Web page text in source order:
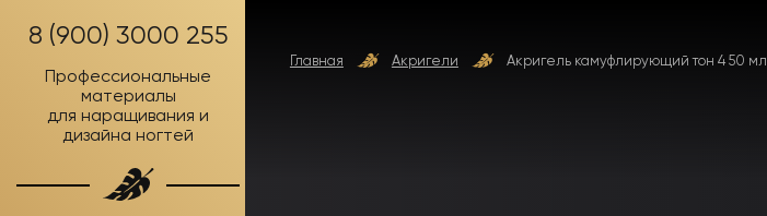
Главная Акригели Акригель камуфлирующий тон 4 50 мл
8 (900) 3000 255
Профессиональные
материалы
для наращивания и
дизайна ногтей